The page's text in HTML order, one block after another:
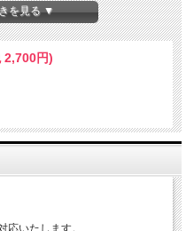
ております。
す糸底で、「大桂」の作家印があり
ができ、リビング・和室など多様な
生けたりと多様な生け方をお楽しみ
・重量約621g
となる「大道土」に赤土を混ぜ砂を
を削り全体の形を整えしっかり乾燥
やした灰が主原料のわら灰釉をたっ
を見る ▼
2,700円)
いたします。